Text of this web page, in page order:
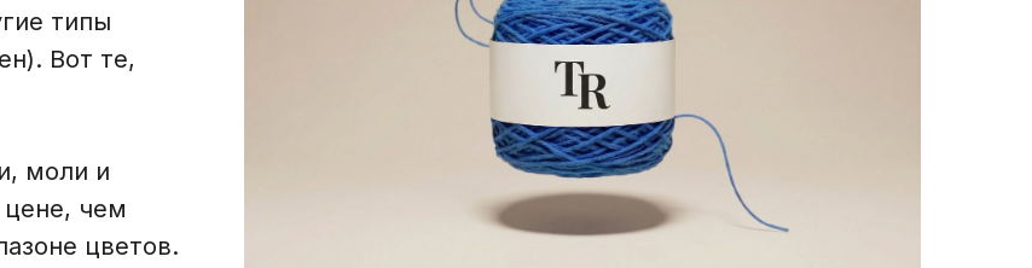
типы
Вот те,
моли и
чем
цветов.